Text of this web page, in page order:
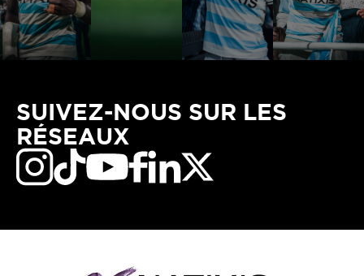
SUIVEZ-NOUS SUR LES
RÉSEAUX